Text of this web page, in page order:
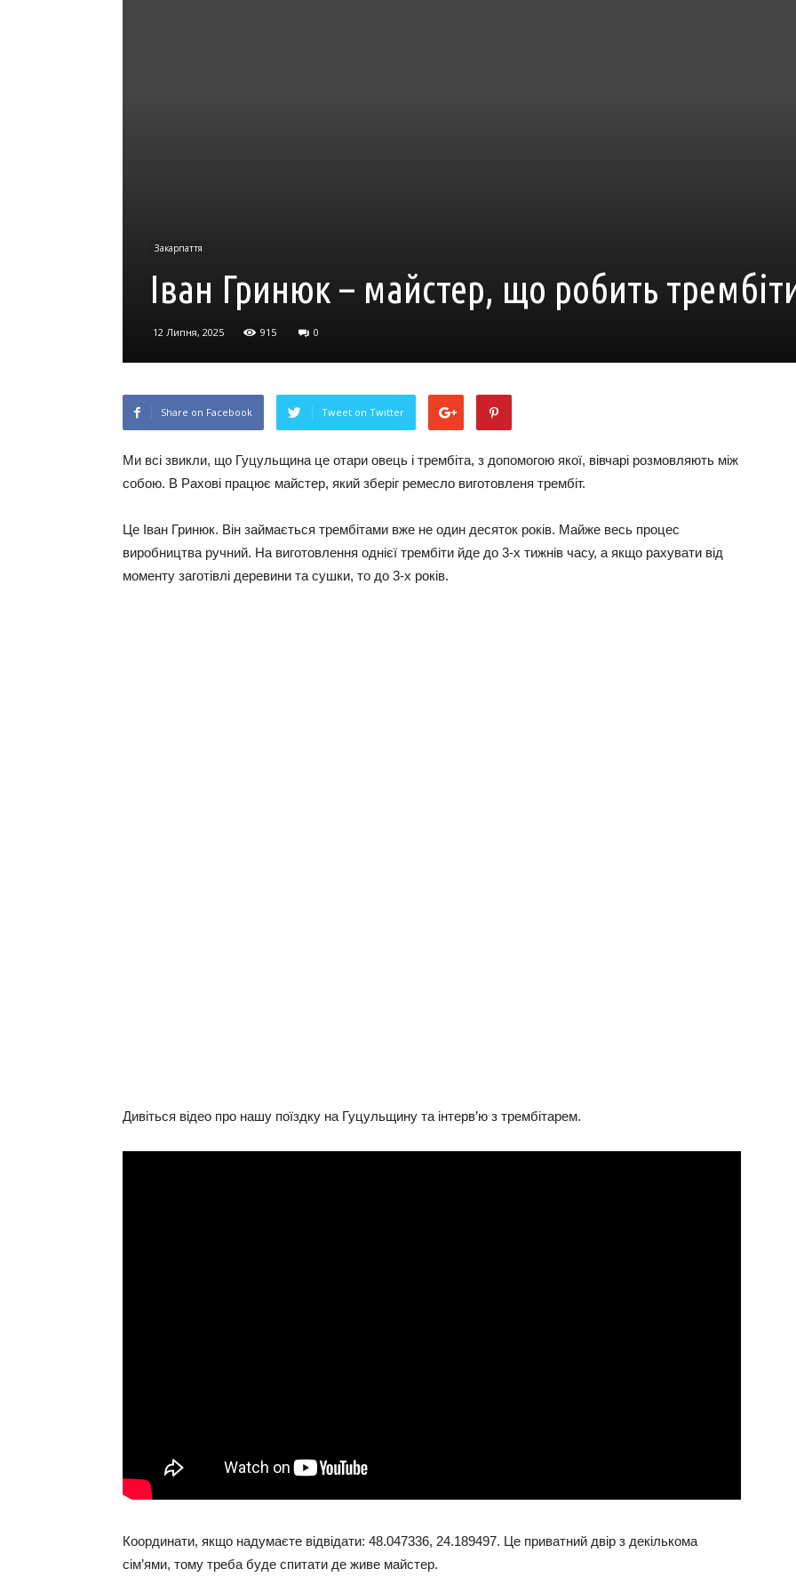
Закарпаття
Іван Гринюк – майстер, що робить
12 Липня, 2025 915 0
Share on Facebook Tweet on Twitter
Ми всі звикли, що Гуцульщина це отари овець і трембіта, з допомогою якої, вівчарі розмовляють між
собою. В Рахові працює майстер, який зберіг ремесло виготовленя трембіт.
Це Іван Гринюк. Він займається трембітами вже не один десяток років. Майже весь процес
виробництва ручний. На виготовлення однієї трембіти йде до 3-х тижнів часу, а якщо рахувати від
моменту заготівлі деревини та сушки, то до 3-х років.
Дивіться відео про нашу поїздку на Гуцульщину та інтерв’ю з трембітарем.
Координати, якщо надумаєте відвідати: 48.047336, 24.189497. Це приватний двір з декількома
сім’ями, тому треба буде спитати де живе майстер.